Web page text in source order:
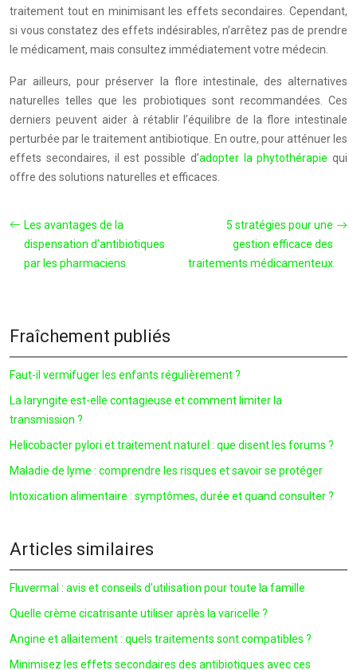
traitement tout en minimisant les effets secondaires. Cependant,
si vous constatez des effets indésirables, n’arrêtez pas de prendre
le médicament, mais consultez immédiatement votre médecin.
Par ailleurs, pour préserver la flore intestinale, des alternatives
naturelles telles que les probiotiques sont recommandées. Ces
derniers peuvent aider à rétablir l’équilibre de la flore intestinale
perturbée par le traitement antibiotique. En outre, pour atténuer les
effets secondaires, il est possible d’adopter la phytothérapie qui
offre des solutions naturelles et efficaces.
Les avantages de la
dispensation d’antibiotiques
par les pharmaciens
5 stratégies pour une
gestion efficace des
traitements médicamenteux
Fraîchement publiés
Faut-il vermifuger les enfants régulièrement ?
La laryngite est-elle contagieuse et comment limiter la
transmission ?
Helicobacter pylori et traitement naturel : que disent les forums ?
Maladie de lyme : comprendre les risques et savoir se protéger
Intoxication alimentaire : symptômes, durée et quand consulter ?
Articles similaires
Fluvermal : avis et conseils d’utilisation pour toute la famille
Quelle crème cicatrisante utiliser après la varicelle ?
Angine et allaitement : quels traitements sont compatibles ?
Minimisez les effets secondaires des antibiotiques avec ces